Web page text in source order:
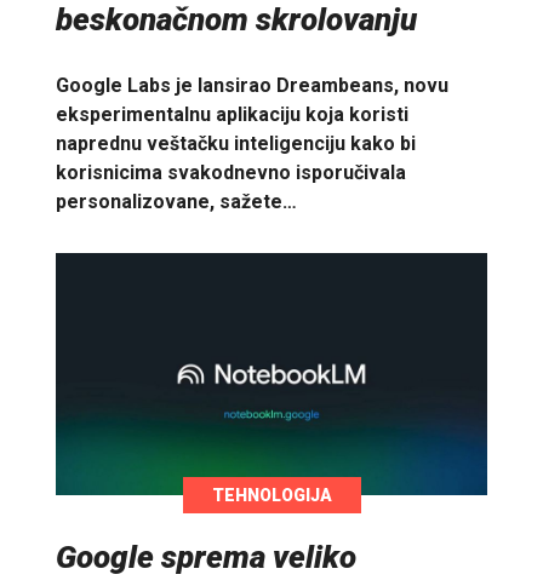
beskonačnom skrolovanju
Google Labs je lansirao Dreambeans, novu
eksperimentalnu aplikaciju koja koristi
naprednu veštačku inteligenciju kako bi
korisnicima svakodnevno isporučivala
personalizovane, sažete…
TEHNOLOGIJA
Google sprema veliko